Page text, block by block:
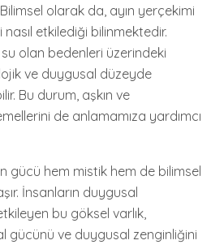
Bilimsel olarak da, ayın yerçekimi
etkilediği bilinmektedir.
olan bedenleri üzerindeki
ve duygusal düzeyde
Bu durum, aşkın ve
de anlamamıza yardımcı
gücü hem mistik hem de bilimsel
İnsanların duygusal
bu göksel varlık,
gücünü ve duygusal zenginliğini